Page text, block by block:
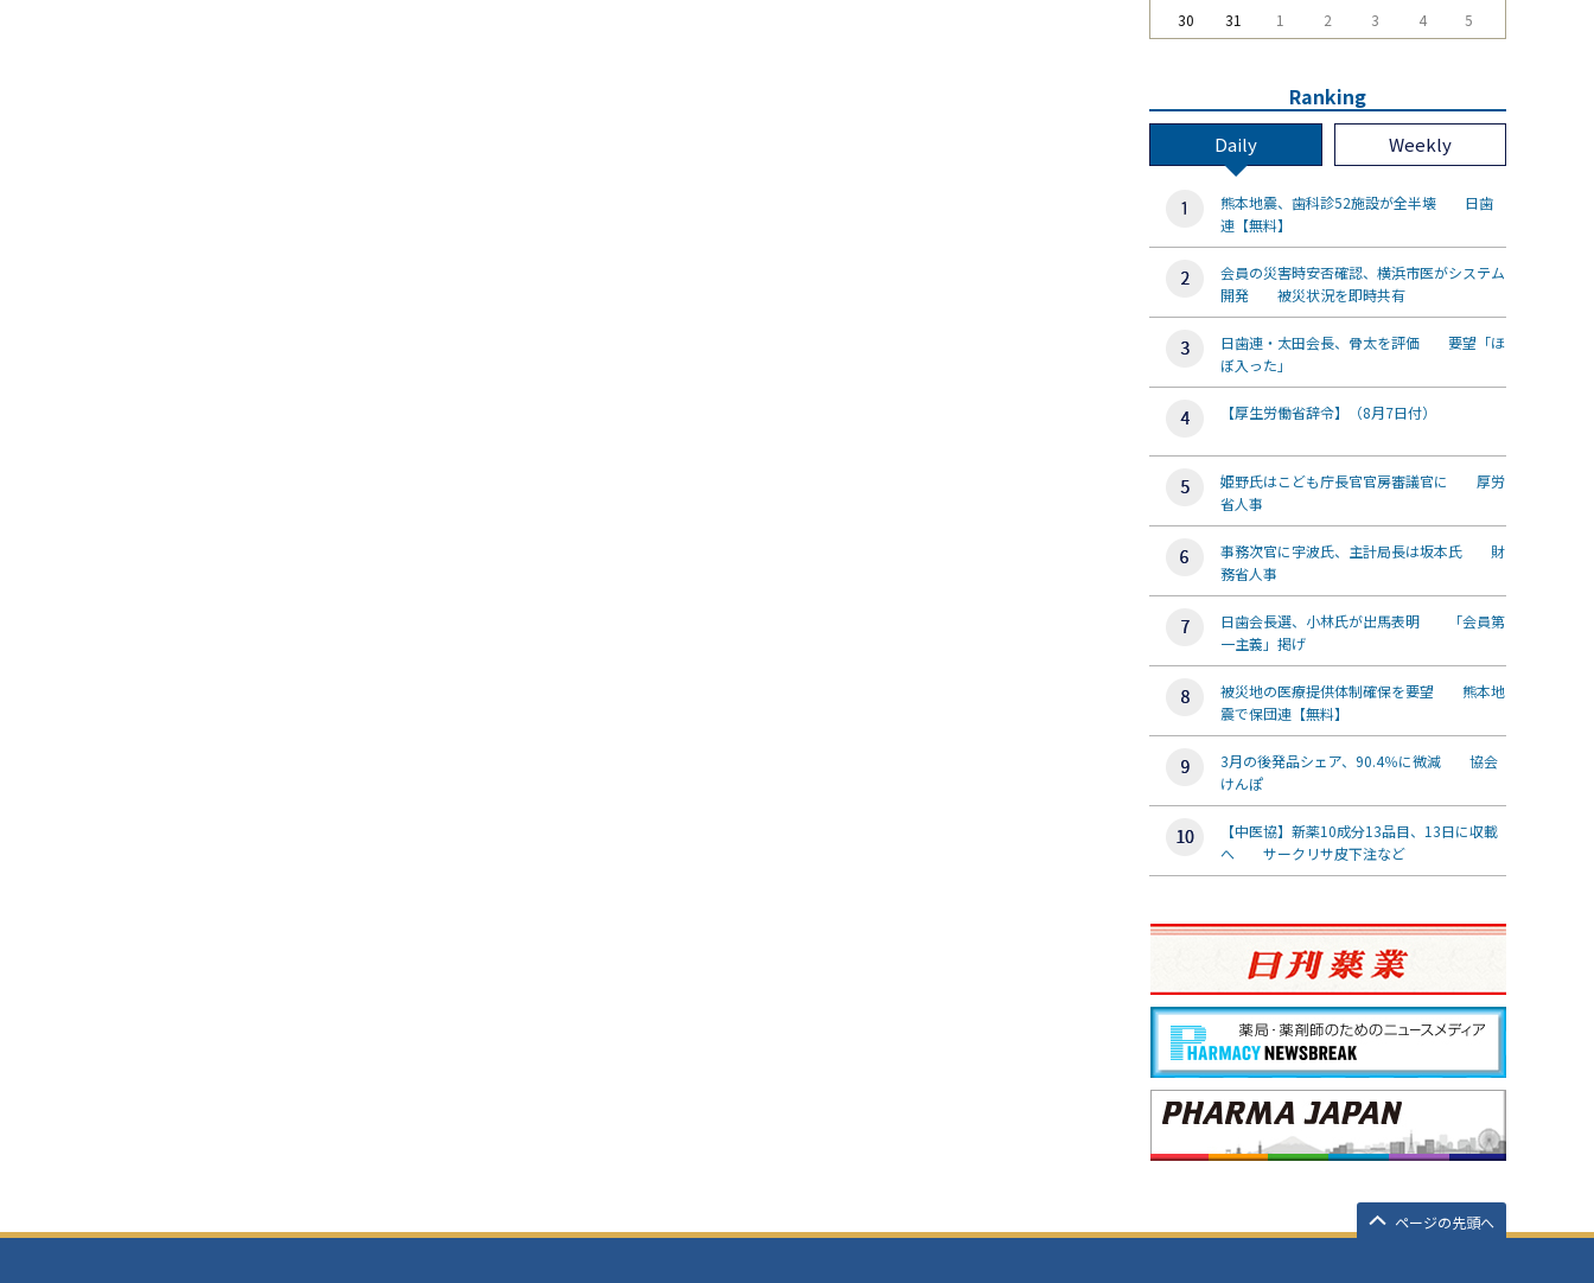
30
31 1 2 3 4 5
Ranking
Daily Weekly
熊本地震、歯科診52施設が全半壊 日歯
連【無料】
会員の災害時安否確認、横浜市医がシステム
開発 被災状況を即時共有
日歯連・太田会長、骨太を評価 要望「ほ
ぼ入った」
【厚生労働省辞令】（8月7日付）
姫野氏はこども庁長官官房審議官に 厚労
省人事
事務次官に宇波氏、主計局長は坂本氏 財
務省人事
日歯会長選、小林氏が出馬表明 「会員第
一主義」掲げ
被災地の医療提供体制確保を要望 熊本地
震で保団連【無料】
3月の後発品シェア、90.4％に微減 協会
けんぽ
【中医協】新薬10成分13品目、13日に収載
へ サークリサ皮下注など
ページの先頭へ